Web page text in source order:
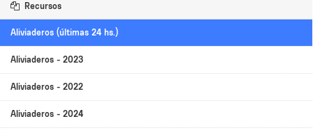
Recursos
Aliviaderos (últimas 24 hs.)
Aliviaderos - 2023
Aliviaderos - 2022
Aliviaderos - 2024